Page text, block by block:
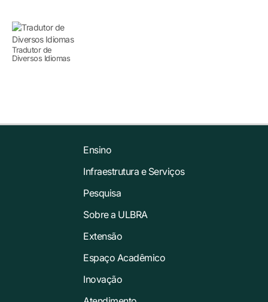
Tradutor de
Diversos Idiomas
Ensino
Infraestrutura e Serviços
Pesquisa
Sobre a ULBRA
Extensão
Espaço Acadêmico
Inovação